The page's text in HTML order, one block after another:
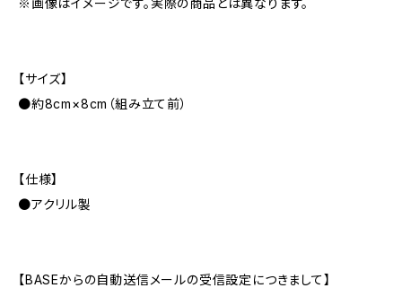
※画像はイメージです。実際の商品とは異なります。
【サイズ】
●約8cm×8cm（組み立て前）
【仕様】
●アクリル製
【BASEからの自動送信メールの受信設定につきまして】